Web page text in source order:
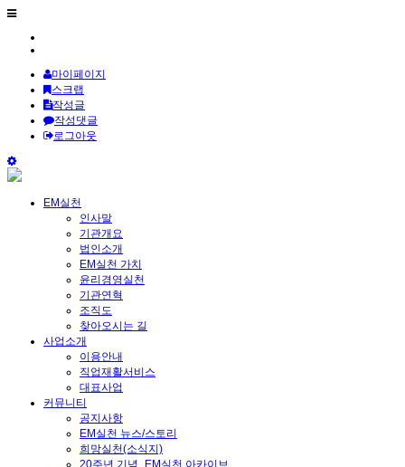
마이페이지
스크랩
작성글
작성댓글
로그아웃
EM실천
인사말
기관개요
법인소개
EM실천 가치
윤리경영실천
기관연혁
조직도
찾아오시는 길
사업소개
이용안내
직업재활서비스
대표사업
커뮤니티
공지사항
EM실천 뉴스/스토리
희망실천(소식지)
20주년 기념_EM실천 아카이브